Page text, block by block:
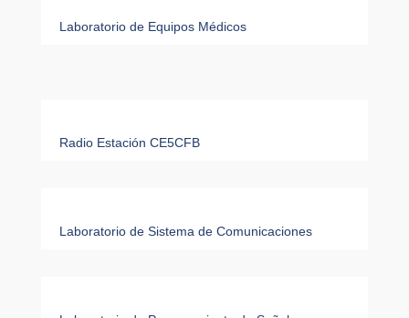
Laboratorio de Equipos Médicos
Radio Estación CE5CFB
Laboratorio de Sistema de Comunicaciones